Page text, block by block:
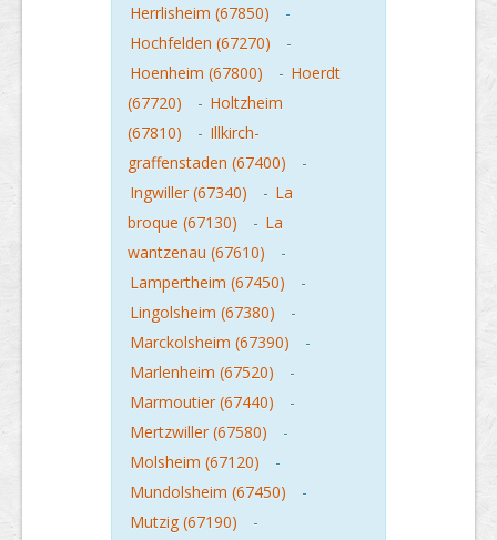
Herrlisheim (67850)
-
Hochfelden (67270)
-
Hoenheim (67800)
- Hoerdt
(67720)
- Holtzheim
(67810)
- Illkirch-
graffenstaden (67400)
-
Ingwiller (67340)
- La
broque (67130)
- La
wantzenau (67610)
-
Lampertheim (67450)
-
Lingolsheim (67380)
-
Marckolsheim (67390)
-
Marlenheim (67520)
-
Marmoutier (67440)
-
Mertzwiller (67580)
-
Molsheim (67120)
-
Mundolsheim (67450)
-
Mutzig (67190)
-